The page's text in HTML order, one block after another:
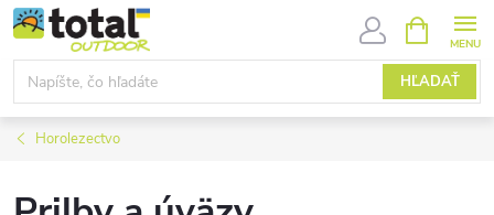
Prejsť
na
obsah
HĽADAŤ
KOŠÍK
Horolezectvo